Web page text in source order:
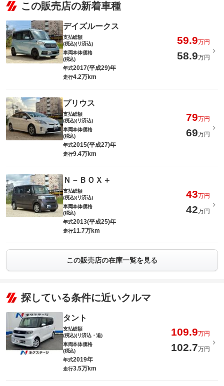
この販売店の新着車種
デイズルークス
支払総額
(税込)(リ済込)
59.9万円
車両本体価格
(税込)
58.9万円
年式2017(平成29)年
走行4.2万km
プリウス
支払総額
(税込)(リ済込)
79万円
車両本体価格
(税込)
69万円
年式2015(平成27)年
走行9.4万km
Ｎ－ＢＯＸ＋
支払総額
(税込)(リ済込)
43万円
車両本体価格
(税込)
42万円
年式2013(平成25)年
走行11.7万km
この販売店の在庫一覧を見る
探している条件に近いクルマ
タント
支払総額
(税込)(リ済込・追)
109.9万円
車両本体価格
(税込)
102.7万円
年式2019年
走行3.5万km